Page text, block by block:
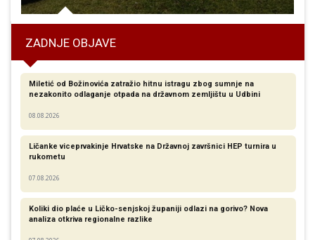
ZADNJE OBJAVE
Miletić od Božinovića zatražio hitnu istragu zbog sumnje na
nezakonito odlaganje otpada na državnom zemljištu u Udbini
08.08.2026
Ličanke viceprvakinje Hrvatske na Državnoj završnici HEP turnira u
rukometu
07.08.2026
Koliki dio plaće u Ličko-senjskoj županiji odlazi na gorivo? Nova
analiza otkriva regionalne razlike​